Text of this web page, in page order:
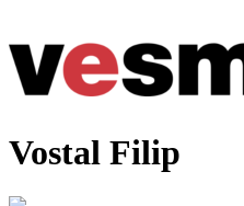
Vostal Filip